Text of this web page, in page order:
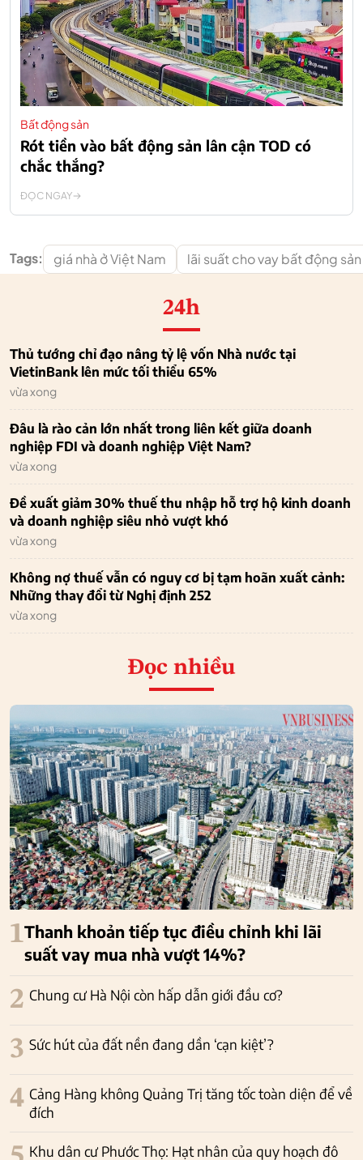
Bất động sản
Rót tiền vào bất động sản lân cận TOD có
chắc thắng?
ĐỌC NGAY
Tags: giá nhà ở Việt Nam lãi suất cho vay bất động sản
24h
Thủ tướng chỉ đạo nâng tỷ lệ vốn Nhà nước tại
VietinBank lên mức tối thiểu 65%
vừa xong
Đâu là rào cản lớn nhất trong liên kết giữa doanh
nghiệp FDI và doanh nghiệp Việt Nam?
vừa xong
Đề xuất giảm 30% thuế thu nhập hỗ trợ hộ kinh doanh
và doanh nghiệp siêu nhỏ vượt khó
vừa xong
Không nợ thuế vẫn có nguy cơ bị tạm hoãn xuất cảnh:
Những thay đổi từ Nghị định 252
vừa xong
Đọc nhiều
1Thanh khoản tiếp tục điều chỉnh khi lãi
suất vay mua nhà vượt 14%?
2 Chung cư Hà Nội còn hấp dẫn giới đầu cơ?
3 Sức hút của đất nền đang dần ‘cạn kiệt’?
4 Cảng Hàng không Quảng Trị tăng tốc toàn diện để về
đích
Khu dân cư Phước Thọ: Hạt nhân của quy hoạch đô